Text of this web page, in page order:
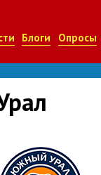
Блоги Опросы